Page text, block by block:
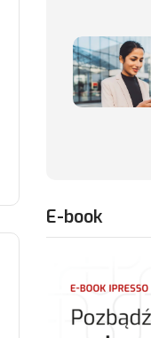
E-book